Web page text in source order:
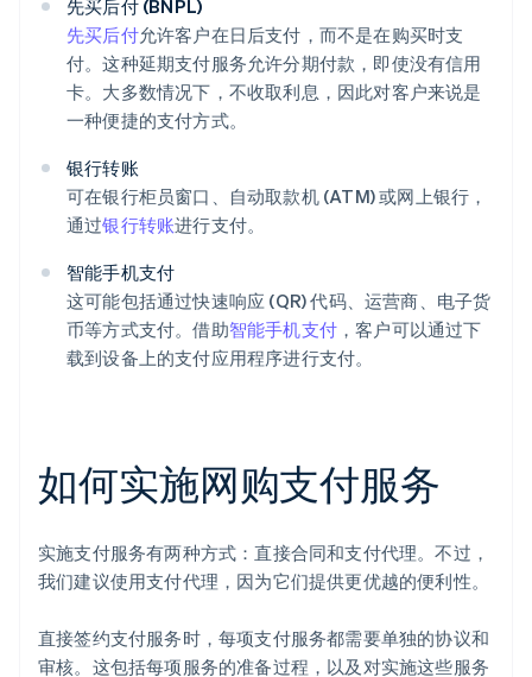
先买后付 (BNPL)
先买后付允许客户在日后支付，而不是在购买时支
付。这种延期支付服务允许分期付款，即使没有信用
卡。大多数情况下，不收取利息，因此对客户来说是
一种便捷的支付方式。
银行转账
可在银行柜员窗口、自动取款机 (ATM) 或网上银行，
通过银行转账进行支付。
智能手机支付
这可能包括通过快速响应 (QR) 代码、运营商、电子货
币等方式支付。借助智能手机支付 ，客户可以通过下
载到设备上的支付应用程序进行支付。
如何实施网购支付服务
实施支付服务有两种方式：直接合同和支付代理。不过，
我们建议使用支付代理，因为它们提供更优越的便利性。
直接签约支付服务时，每项支付服务都需要单独的协议和
审核。这包括每项服务的准备过程，以及对实施这些服务